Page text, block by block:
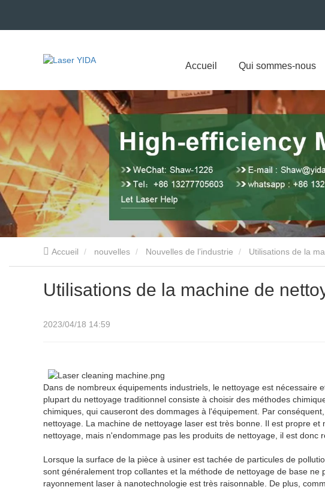
Accueil Qui sommes-nous
Accueil nouvelles Nouvelles de l’industrie Utilisations de la
Utilisations de la machine de
2023/04/18 14:59
Dans de nombreux équipements industriels, le nettoyage est
plupart du nettoyage traditionnel consiste à choisir des méthodes
chimiques, qui causeront des dommages à l'équipement. Par
nettoyage. La machine de nettoyage laser est très bonne. Il est propre
nettoyage, mais n'endommage pas les produits de nettoyage, il est donc
Lorsque la surface de la pièce à usiner est tachée de particules de
sont généralement trop collantes et la méthode de nettoyage de base
rayonnement laser à nanotechnologie est très raisonnable. De plus,